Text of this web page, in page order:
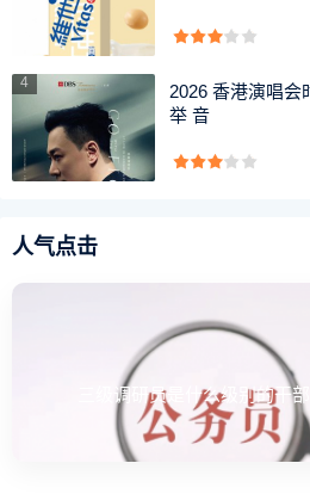
若是注射瘦脸针的剂量过大的话
困难的情况在，主要是因为大部分
杆菌从而达到瘦脸的目的，大量的
出现松弛和萎缩，减少了咬肌的活
瘦脸针的危害有什么副作用？ 由
4
2026 香港演唱会
举 音
人气点击
三级调研员是什么级别的干